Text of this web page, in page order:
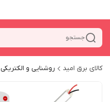
جستجو
کالای برق امید روشنایی و الکتریکی